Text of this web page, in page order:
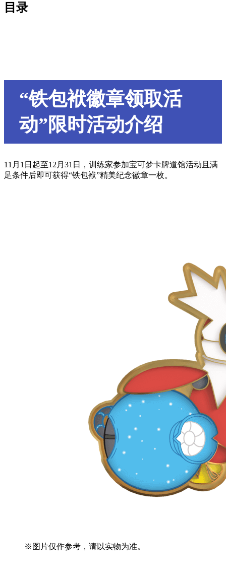
目录
“铁包袱徽章领取活
动”限时活动介绍
11月1日起至12月31日，训练家参加宝可梦卡牌道馆活动且满
足条件后即可获得“铁包袱”精美纪念徽章一枚。
※图片仅作参考，请以实物为准。